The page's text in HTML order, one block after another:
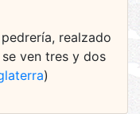
realzado
ven tres y dos
)